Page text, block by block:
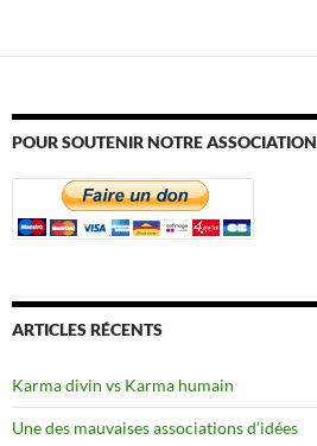
POUR SOUTENIR NOTRE ASSOCIATION
ARTICLES RÉCENTS
Karma divin vs Karma humain
Une des mauvaises associations d’idées